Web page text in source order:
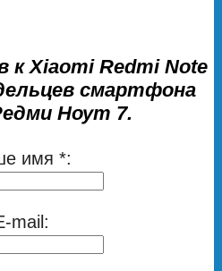
Xiaomi Redmi Note
смартфона
Ноут 7.
имя *:
mail: